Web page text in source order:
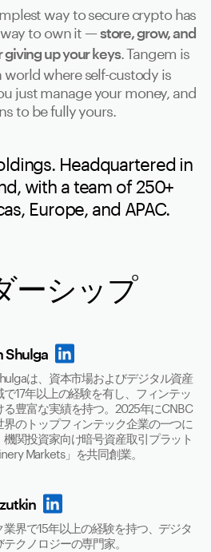
way to secure crypto has
to own it —store, grow, and
up your keys. Tangem is
where self-custody is
just manage your money, and
to be fully yours.
Headquartered in
with a team of 250+
Europe, and APAC.
ーシップ
Shulga
は、資本市場およびデジタル資産
17年以上の経験を有し、フィンテッ
る豊富な実績を持つ。2025年にCNBC
のトップフィンテック企業の一つに
関投資家向け暗号資産取引プラット
Markets」を共同創業。
界で15年以上の経験を持つ、デジタ
クノロジーの専門家。